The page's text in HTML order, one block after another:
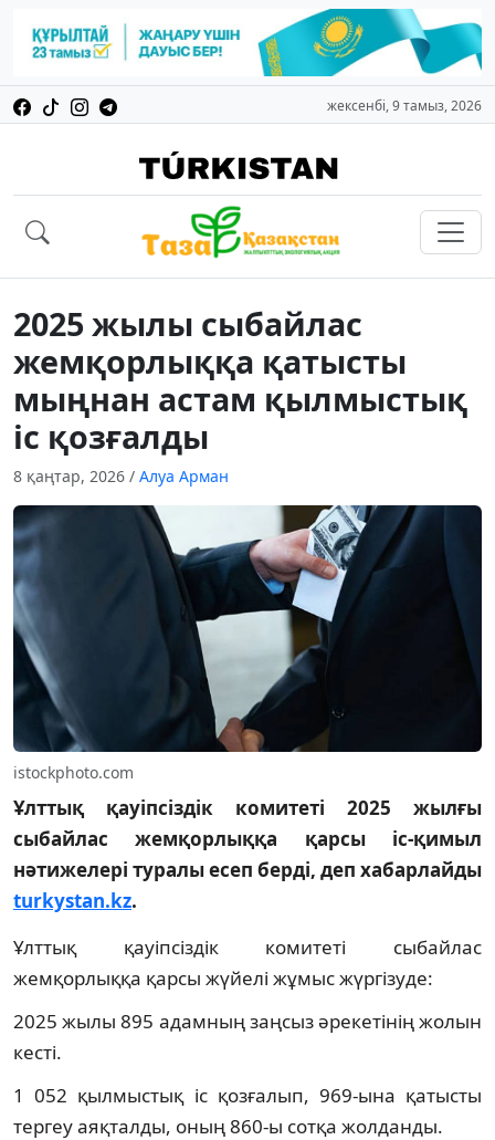
жексенбі, 9 тамыз, 2026
2025 жылы сыбайлас
жемқорлыққа қатысты
мыңнан астам қылмыстық
іс қозғалды
8 қаңтар, 2026 / Алуа Арман
istockphoto.com
Ұлттық қауіпсіздік комитеті 2025 жылғы
сыбайлас жемқорлыққа қарсы іс-қимыл
нәтижелері туралы есеп берді, деп хабарлайды
turkystan.kz.
Ұлттық қауіпсіздік комитеті сыбайлас
жемқорлыққа қарсы жүйелі жұмыс жүргізуде:
2025 жылы 895 адамның заңсыз әрекетінің жолын
кесті.
1 052 қылмыстық іс қозғалып, 969-ына қатысты
тергеу аяқталды, оның 860-ы сотқа жолданды.